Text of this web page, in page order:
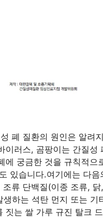
폐 질환의 원인은 알려
이러스, 곰팡이는 간질성
에 궁금한 것을 규칙적으
있습니다.여기에는 다음
조류 단백질(이종 조류, 닭
생하는 석탄 먼지 또는 기
짓는 쌀 가루 규진 탈크